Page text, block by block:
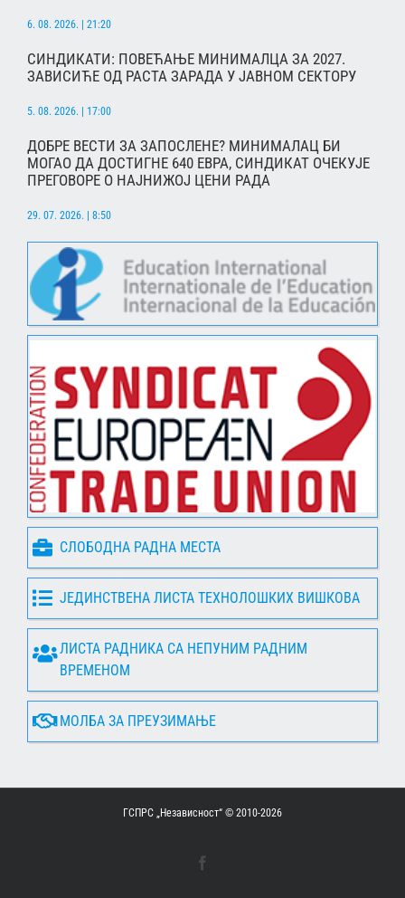
6. 08. 2026. | 21:20
СИНДИКАТИ: ПОВЕЋАЊЕ МИНИМАЛЦА ЗА 2027.
ЗАВИСИЋЕ ОД РАСТА ЗАРАДА У ЈАВНОМ СЕКТОРУ
5. 08. 2026. | 17:00
ДОБРЕ ВЕСТИ ЗА ЗАПОСЛЕНЕ? МИНИМАЛАЦ БИ
МОГАО ДА ДОСТИГНЕ 640 ЕВРА, СИНДИКАТ ОЧЕКУЈЕ
ПРЕГОВОРЕ О НАЈНИЖОЈ ЦЕНИ РАДА
29. 07. 2026. | 8:50
СЛОБОДНА РАДНА МЕСТА
ЈЕДИНСТВЕНА ЛИСТА ТЕХНОЛОШКИХ ВИШКОВА
ЛИСТА РАДНИКА СА НЕПУНИМ РАДНИМ
ВРЕМЕНОМ
МОЛБА ЗА ПРЕУЗИМАЊЕ
ГСПРС „Независност“ © 2010-2026